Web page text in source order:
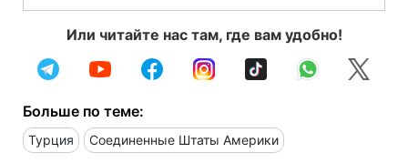
Или читайте нас там, где вам удобно!
Больше по теме:
Турция Соединенные Штаты Америки